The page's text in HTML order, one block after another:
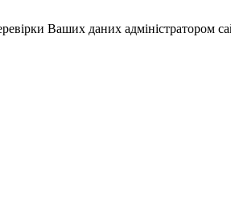
Ваших даних адміністратором